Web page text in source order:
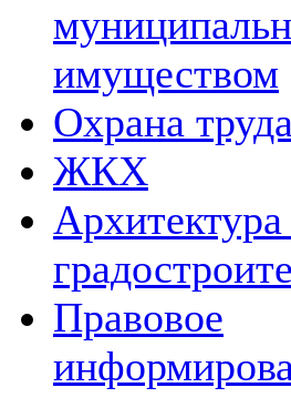
имуществом
Охрана труда
ЖКХ
Правовое